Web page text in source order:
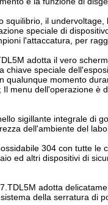
il
speciale di
l'attaccatura, per
adotta il vero
speciale
momento
menu dell'operazione è
sigillante integrale di
dell'ambiente del
304 con tutte
ed altri dispositivi di
adotta
della serratura di